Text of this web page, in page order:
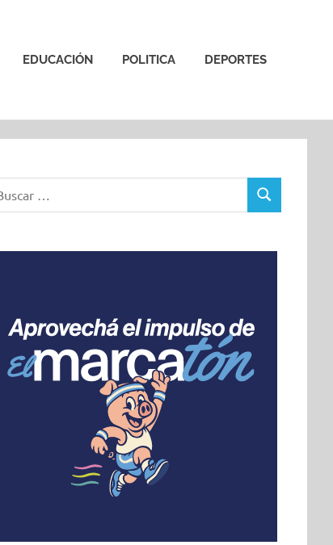
EDUCACIÓN POLITICA DEPORTES
BUSCAR